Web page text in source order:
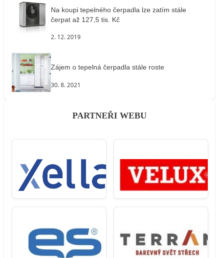
Na koupi tepelného čerpadla lze zatím stále
čerpat až 127,5 tis. Kč
2. 12. 2019
Zájem o tepelná čerpadla stále roste
30. 8. 2021
PARTNEŘI WEBU